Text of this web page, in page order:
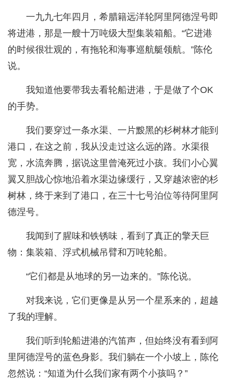
一九九七年四月，希腊籍远洋轮阿里阿德涅号即
将进港，那是一艘十万吨级大型集装箱船。“它进港
的时候很壮观的，有拖轮和海事巡航艇领航。”陈伦
说。
我知道他要带我去看轮船进港，于是做了个OK
的手势。
我们要穿过一条水渠、一片黢黑的杉树林才能到
港口，在这之前，我从没走过这么远的路。水渠很
宽，水流奔腾，据说这里曾淹死过小孩。我们小心翼
翼又胆战心惊地沿着水渠边缘缓行，又穿越浓密的杉
树林，终于来到了港口，在三十七号泊位等待阿里阿
德涅号。
我闻到了腥味和铁锈味，看到了真正的擎天巨
物：集装箱、浮式机械吊臂和万吨轮船。
“它们都是从地球的另一边来的。”陈伦说。
对我来说，它们更像是从另一个星系来的，超越
了我的理解。
我们听到轮船进港的汽笛声，但始终没有看到阿
里阿德涅号的蓝色身影。我们躺在一个小坡上，陈伦
忽然说：“知道为什么我们家有两个小孩吗？”